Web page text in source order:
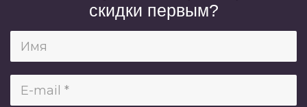
скидки первым?